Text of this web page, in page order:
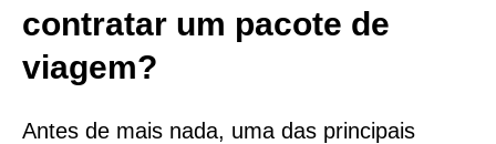
contratar um pacote de
viagem?
Antes de mais nada, uma das principais